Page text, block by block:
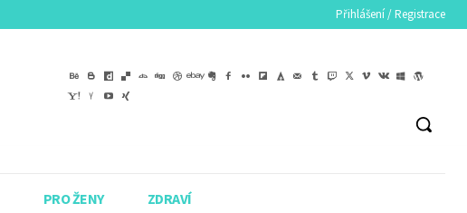
Přihlášení / Registrace
PRO ŽENY ZDRAVÍ